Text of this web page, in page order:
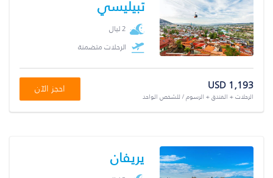
تبيليسي
2 ليال
الرحلات متضمنة
USD 1,193
الرحلات + الفندق + الرسوم / للشخص الواحد
احجز الآن
يريفان